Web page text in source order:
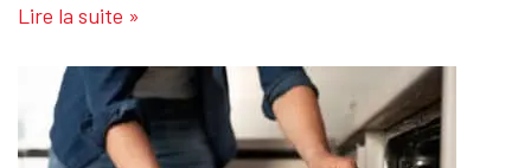
Lire la suite »